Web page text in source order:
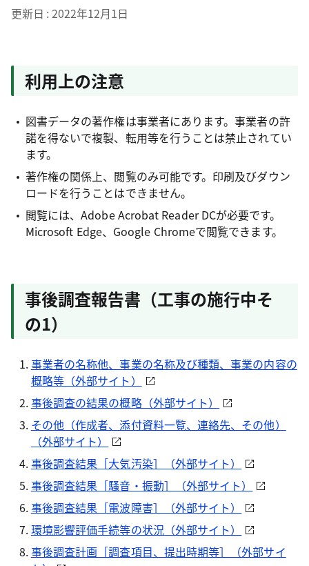
更新日 2022年12月1日
利用上の注意
図書データの著作権は事業者にあります。事業者の許
諾を得ないで複製、転用等を行うことは禁止されてい
ます。
著作権の関係上、閲覧のみ可能です。印刷及びダウン
ロードを行うことはできません。
閲覧には、Adobe Acrobat Reader DCが必要です。
Microsoft Edge、Google Chromeで閲覧できます。
事後調査報告書（工事の施行中そ
の1）
事業者の名称他、事業の名称及び種類、事業の内容の
概略等（外部サイト）
事後調査の結果の概略（外部サイト）
その他（作成者、添付資料一覧、連絡先、その他）
（外部サイト）
事後調査結果［大気汚染］（外部サイト）
事後調査結果［騒音・振動］（外部サイト）
事後調査結果［電波障害］（外部サイト）
環境影響評価手続等の状況（外部サイト）
事後調査計画［調査項目、提出時期等］（外部サイ